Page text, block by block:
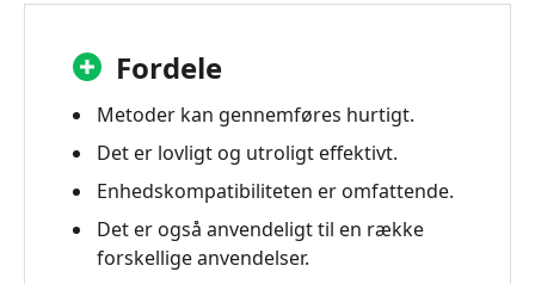
Fordele
Metoder kan gennemføres hurtigt.
Det er lovligt og utroligt effektivt.
Enhedskompatibiliteten er omfattende.
Det er også anvendeligt til en række
forskellige anvendelser.